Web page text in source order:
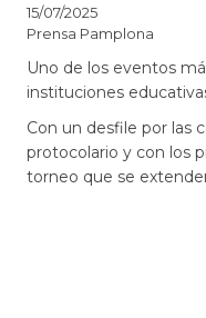
15/07/2025
Prensa Pamplona
Uno de los eventos
instituciones
Con un desfile por las
protocolario y con los
torneo que se